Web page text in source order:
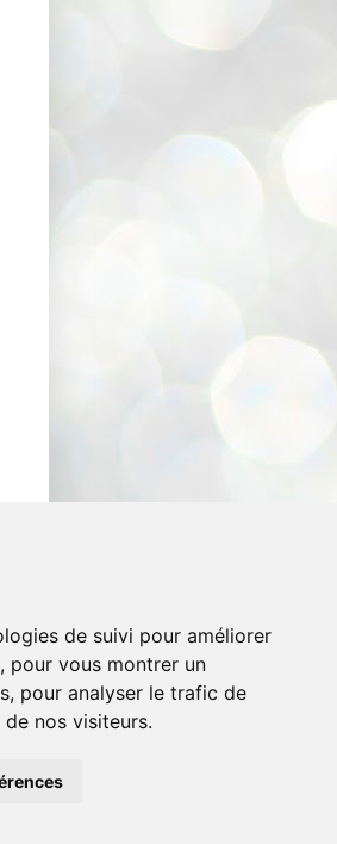
de suivi pour améliorer
pour vous montrer un
pour analyser le trafic de
nos visiteurs.